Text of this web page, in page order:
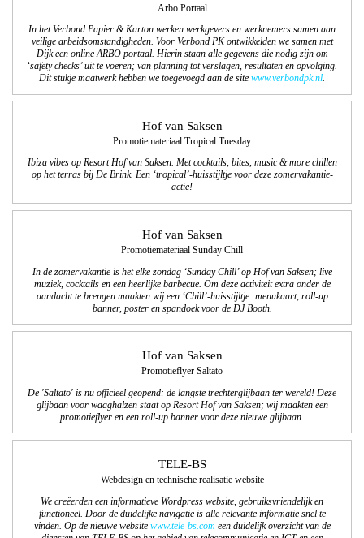
Arbo Portaal
In het Verbond Papier & Karton werken werkgevers en werknemers samen aan
veilige arbeidsomstandigheden. Voor Verbond PK ontwikkelden we samen met
Dijk een online ARBO portaal. Hierin staan alle gegevens die nodig zijn om
‘safety checks’ uit te voeren; van planning tot verslagen, resultaten en opvolging.
Dit stukje maatwerk hebben we toegevoegd aan de site www.verbondpk.nl.
Hof van Saksen
Promotiemateriaal Tropical Tuesday
Ibiza vibes op Resort Hof van Saksen. Met cocktails, bites, music & more chillen
op het terras bij De Brink. Een ‘tropical’-huisstijltje voor deze zomervakantie-
actie!
Hof van Saksen
Promotiemateriaal Sunday Chill
In de zomervakantie is het elke zondag ‘Sunday Chill’ op Hof van Saksen; live
muziek, cocktails en een heerlijke barbecue. Om deze activiteit extra onder de
aandacht te brengen maakten wij een ‘Chill’-huisstijltje: menukaart, roll-up
banner, poster en spandoek voor de DJ Booth.
Hof van Saksen
Promotieflyer Saltato
De 'Saltato' is nu officieel geopend: de langste trechterglijbaan ter wereld! Deze
glijbaan voor waaghalzen staat op Resort Hof van Saksen; wij maakten een
promotieflyer en een roll-up banner voor deze nieuwe glijbaan.
TELE-BS
Webdesign en technische realisatie website
We creëerden een informatieve Wordpress website, gebruiksvriendelijk en
functioneel. Door de duidelijke navigatie is alle relevante informatie snel te
vinden. Op de nieuwe website www.tele-bs.com een duidelijk overzicht van de